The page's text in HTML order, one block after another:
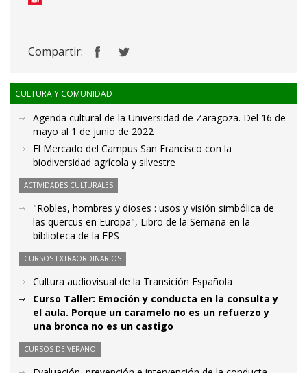
Compartir:
CULTURA Y COMUNIDAD
Agenda cultural de la Universidad de Zaragoza. Del 16 de
mayo al 1 de junio de 2022
El Mercado del Campus San Francisco con la
biodiversidad agrícola y silvestre
ACTIVIDADES CULTURALES
"Robles, hombres y dioses : usos y visión simbólica de
las quercus en Europa", Libro de la Semana en la
biblioteca de la EPS
CURSOS EXTRAORDINARIOS
Cultura audiovisual de la Transición Española
Curso Taller: Emoción y conducta en la consulta y
el aula. Porque un caramelo no es un refuerzo y
una bronca no es un castigo
CURSOS DE VERANO